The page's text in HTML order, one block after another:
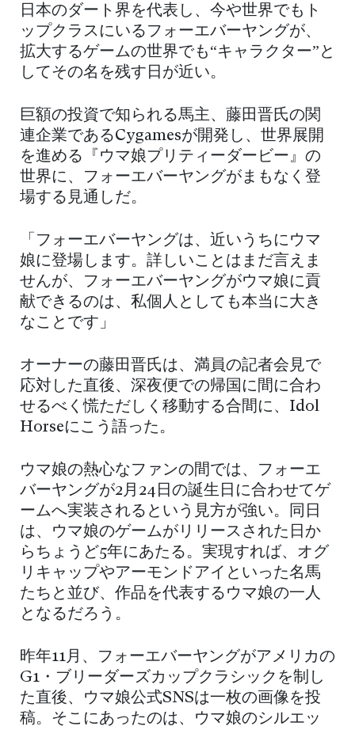
日本のダート界を代表し、今や世界でもト
ップクラスにいるフォーエバーヤングが、
拡大するゲームの世界でも“キャラクター”と
してその名を残す日が近い。
巨額の投資で知られる馬主、藤田晋氏の関
連企業であるCygamesが開発し、世界展開
を進める『ウマ娘プリティーダービー』の
世界に、フォーエバーヤングがまもなく登
場する見通しだ。
「フォーエバーヤングは、近いうちにウマ
娘に登場します。詳しいことはまだ言えま
せんが、フォーエバーヤングがウマ娘に貢
献できるのは、私個人としても本当に大き
なことです」
オーナーの藤田晋氏は、満員の記者会見で
応対した直後、深夜便での帰国に間に合わ
せるべく慌ただしく移動する合間に、Idol
Horseにこう語った。
ウマ娘の熱心なファンの間では、フォーエ
バーヤングが2月24日の誕生日に合わせてゲ
ームへ実装されるという見方が強い。同日
は、ウマ娘のゲームがリリースされた日か
らちょうど5年にあたる。実現すれば、オグ
リキャップやアーモンドアイといった名馬
たちと並び、作品を代表するウマ娘の一人
となるだろう。
昨年11月、フォーエバーヤングがアメリカの
G1・ブリーダーズカップクラシックを制し
た直後、ウマ娘公式SNSは一枚の画像を投
稿。そこにあったのは、ウマ娘のシルエッ